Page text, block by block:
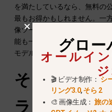
を満たしているなら、無料の
最もお得かもしれません。一
像ツール、動画モデルに加え
能も一か所で利用したい場合
モデル対応のワークスペース
そうなのか
ランはカジ
グロー
オールイ
🎬 ビデオ制作：シ
リング3.0,そら 2
🎨 画像生成：旅の